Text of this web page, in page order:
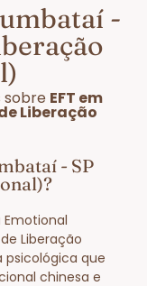
-
sobre EFT em
Liberação
- SP
Liberação
psicológica que
chinesa e